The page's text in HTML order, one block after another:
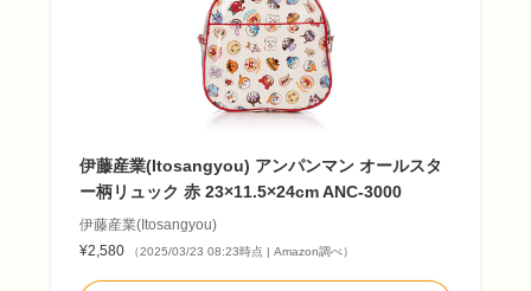
伊藤産業(Itosangyou) アンパンマン オールスタ
ー柄リュック 赤 23×11.5×24cm ANC-3000
伊藤産業(Itosangyou)
¥2,580
（2025/03/23 08:23時点 | Amazon調べ）